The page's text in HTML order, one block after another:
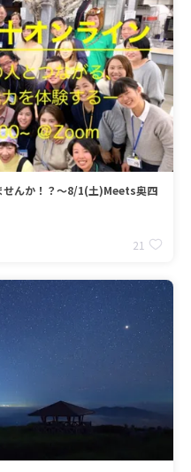
せんか！？～8/1(土)Meets奥四
21